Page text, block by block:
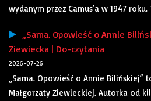
wydanym przez Camus’a w 1947 roku.
„Sama. Opowieść o Annie
Ziewiecka | Do-czytania
2026-07-26
„Sama. Opowieść o Annie Bilińskiej”
Małgorzaty Ziewieckiej. Autorka od